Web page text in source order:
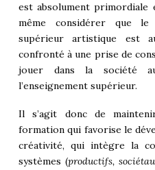
est absolument
même considérer que le
supérieur artistique est
confronté à une prise de
jouer dans la société
l’enseignement supérieur.
Il s’agit donc de
formation qui favorise le
créativité, qui intègre la
systèmes (productifs,